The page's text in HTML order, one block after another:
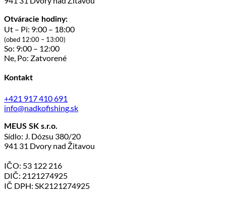
Otváracie hodiny:
Ut – Pi: 9:00 – 18:00
(obed 12:00 – 13:00)
So: 9:00 – 12:00
Ne, Po: Zatvorené
Kontakt
+421 917 410 691
info@nadkofishing.sk
MEUS SK s.r.o.
Sídlo: J. Dózsu 380/20
941 31 Dvory nad Žitavou
IČO: 53 122 216
DIČ: 2121274925
IČ DPH: SK2121274925